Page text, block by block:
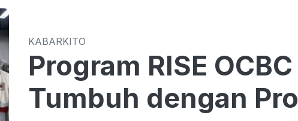
KABARKITO
Program RISE
Tumbuh dengan